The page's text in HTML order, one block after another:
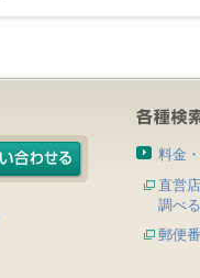
料金
直営
調べる
郵便